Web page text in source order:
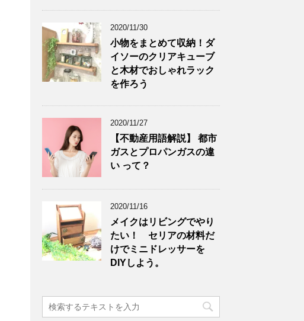
2020/11/30
小物をまとめて収納！ダ
イソーのクリアキューブ
と木材でおしゃれラック
を作ろう
2020/11/27
【不動産用語解説】 都市
ガスとプロパンガスの違
い って？
2020/11/16
メイクはリビングでやり
たい！ セリアの材料だ
けでミニドレッサーを
DIYしよう。